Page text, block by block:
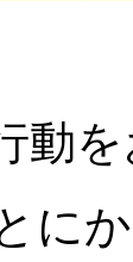
動
に